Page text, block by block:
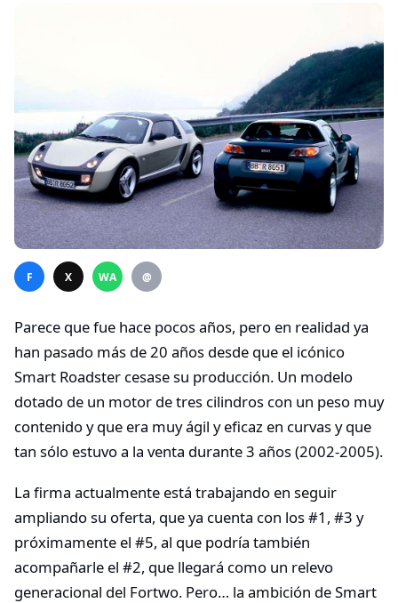
F X WA @
Parece que fue hace pocos años, pero en realidad ya
han pasado más de 20 años desde que el icónico
Smart Roadster cesase su producción. Un modelo
dotado de un motor de tres cilindros con un peso muy
contenido y que era muy ágil y eficaz en curvas y que
tan sólo estuvo a la venta durante 3 años (2002-2005).
La firma actualmente está trabajando en seguir
ampliando su oferta, que ya cuenta con los #1, #3 y
próximamente el #5, al que podría también
acompañarle el #2, que llegará como un relevo
generacional del Fortwo. Pero… la ambición de Smart